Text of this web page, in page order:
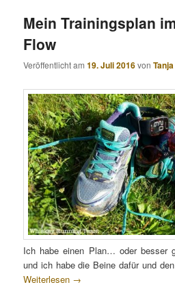
Mein Trainingsplan
Flow
Veröffentlicht am19. Juli 2016vonTanja
Ich habe einen Plan… oder besser
und ich habe die Beine dafür und
Weiterlesen →